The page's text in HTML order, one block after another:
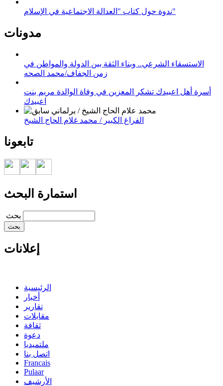
ندوة حول كتاب "العدالة الاجتماعية في الإسلام"
مدونات
الاستسقاء الشرعي.. وبناء الثقة بين الدولة والمواطن في
زمن الجفاف/محمد الصحه
أسرة أهل اعبيدك تشكر المعزين في وفاة الوالدة مريم بنت
اعبيدك
الفراغ الكبير / محمد غلام الحاج الشيخ
تابعونا
استمارة البحث
‏بحث ‏
إعلانات
الرئيسية
أخبار
تقارير
مقابلات
ثقافة
دعوة
ملتميديا
اتصل بنا
Francais
Pulaar
الأرشيف